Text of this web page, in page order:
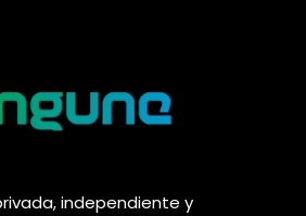
independiente y